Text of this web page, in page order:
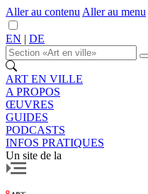
Aller au contenu Aller au menu
EN | DE
ART EN VILLE
A PROPOS
ŒUVRES
GUIDES
PODCASTS
INFOS PRATIQUES
Un site de la